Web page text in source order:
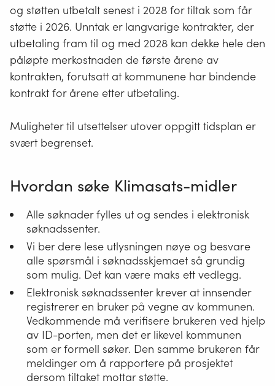
og støtten utbetalt senest i 2028 for tiltak som får
støtte i 2026. Unntak er langvarige kontrakter, der
utbetaling fram til og med 2028 kan dekke hele den
påløpte merkostnaden de første årene av
kontrakten, forutsatt at kommunene har bindende
kontrakt for årene etter utbetaling.
Muligheter til utsettelser utover oppgitt tidsplan er
svært begrenset.
Hvordan søke Klimasats-midler
Alle søknader fylles ut og sendes i elektronisk
søknadssenter.
Vi ber dere lese utlysningen nøye og besvare
alle spørsmål i søknadsskjemaet så grundig
som mulig. Det kan være maks ett vedlegg.
Elektronisk søknadssenter krever at innsender
registrerer en bruker på vegne av kommunen.
Vedkommende må verifisere brukeren ved hjelp
av ID-porten, men det er likevel kommunen
som er formell søker. Den samme brukeren får
meldinger om å rapportere på prosjektet
dersom tiltaket mottar støtte.